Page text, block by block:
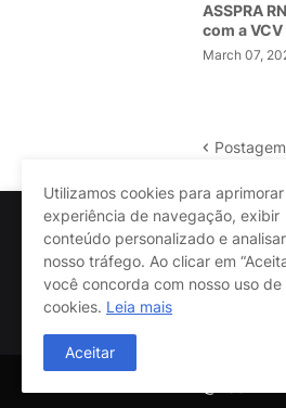
ASSPRA
com a VCV
March 07,
Utilizamos cookies para aprimorar
experiência de navegação, exibir
conteúdo personalizado e analisar
nosso tráfego. Ao clicar em
você concorda com nosso uso de
cookies. Leia mais
Aceitar